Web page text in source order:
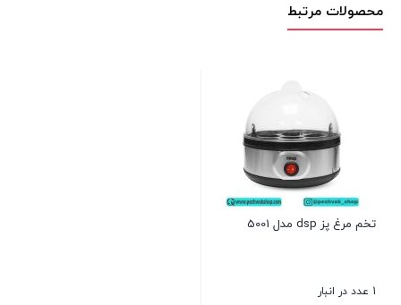
محصولات مرتبط
تخم مرغ پز dsp مدل 5001
1 عدد در انبار